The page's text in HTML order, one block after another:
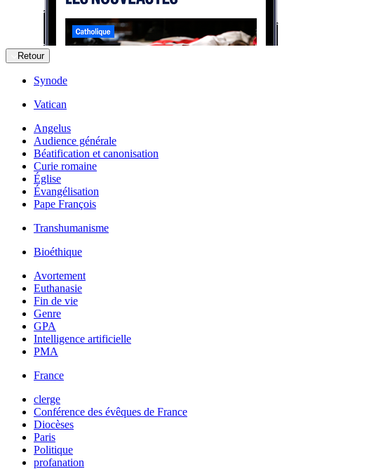
Retour
Synode
Vatican
Angelus
Audience générale
Béatification et canonisation
Curie romaine
Église
Évangélisation
Pape François
Transhumanisme
Bioéthique
Avortement
Euthanasie
Fin de vie
Genre
GPA
Intelligence artificielle
PMA
France
clerge
Conférence des évêques de France
Diocèses
Paris
Politique
profanation